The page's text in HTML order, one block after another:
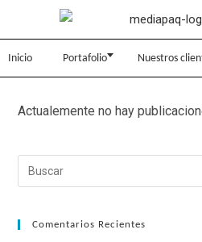
Inicio Portafolio Nuestros
Actualemente no hay
Comentarios Recientes